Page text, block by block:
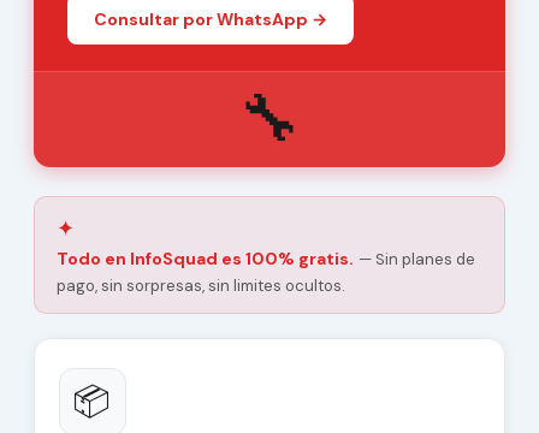
Consultar por WhatsApp →
🔧
✦
Todo en InfoSquad es 100% gratis. — Sin planes de
pago, sin sorpresas, sin limites ocultos.
📦